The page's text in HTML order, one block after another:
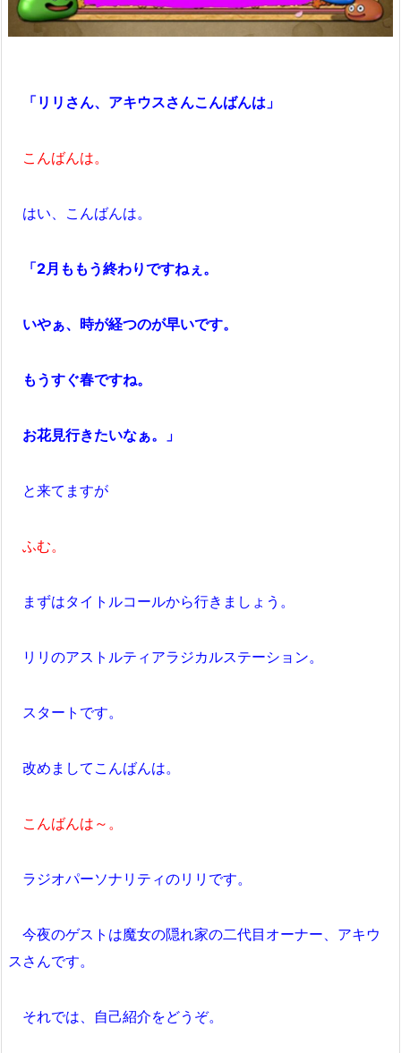
「リリさん、アキウスさんこんばんは」
こんばんは。
はい、こんばんは。
「2月ももう終わりですねぇ。
いやぁ、時が経つのが早いです。
もうすぐ春ですね。
お花見行きたいなぁ。」
と来てますが
ふむ。
まずはタイトルコールから行きましょう。
リリのアストルティアラジカルステーション。
スタートです。
改めましてこんばんは。
こんばんは～。
ラジオパーソナリティのリリです。
今夜のゲストは魔女の隠れ家の二代目オーナー、アキウ
スさんです。
それでは、自己紹介をどうぞ。